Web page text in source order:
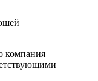
компания